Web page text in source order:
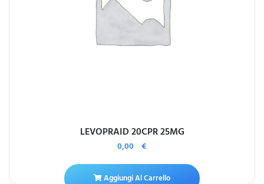
LEVOPRAID 20CPR 25MG
0,00 €
Aggiungi Al Carrello